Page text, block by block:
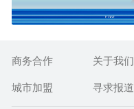
商务合作 关于我们
城市加盟
寻求报道